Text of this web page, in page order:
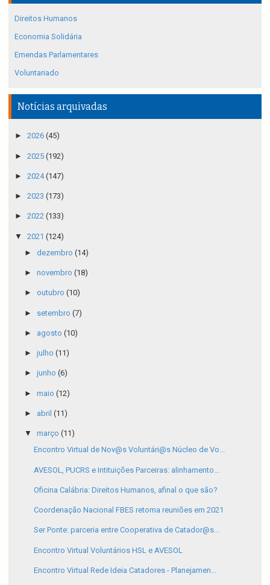
Direitos Humanos
Economia Solidária
Emendas Parlamentares
Voluntariado
Notícias arquivadas
► 2026 (45)
► 2025 (192)
► 2024(147)
► 2023 (173)
► 2022 (133)
▼ 2021 (124)
► dezembro (14)
► novembro (18)
► outubro (10)
► setembro (7)
► agosto (10)
► julho (11)
► junho (6)
► maio (12)
► abril (11)
▼ março (11)
Encontro Virtual de Nov@s Voluntári@s Núcleo de Vo...
AVESOL, PUCRS e Intituições Parceiras: alinhamento...
Oficina Calábria: Direitos Humanos, afinal o que são?
Coordenação Nacional FBES retoma reuniões em 2021
Ser Ponte: parceria entre Cooperativa de Catador@s...
Encontro Virtual Voluntários HSL e AVESOL
Encontro Virtual Rede Ideia Catadores - Planejamen...